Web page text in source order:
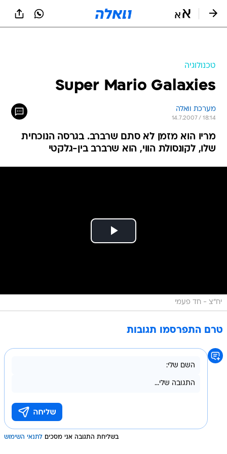
טכנולוגיה
Super Mario Galaxies
מערכת וואלה
14.7.2007 / 18:14
מריו הוא מזמן לא סתם שרברב. בגרסה הנוכחית
שלו, לקונסולת הווי, הוא שרברב בין-גלקטי
יח"צ - חד פעמי
טרם התפרסמו תגובות
בשליחת התגובה אני מסכים לתנאי השימוש